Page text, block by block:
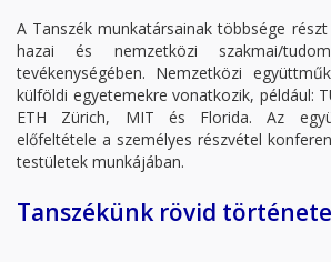
A Tanszék munkatársainak többsége
hazai és nemzetközi szakmai/
tevékenységében. Nemzetközi
külföldi egyetemekre vonatkozik, például:
ETH Zürich, MIT és Florida. Az
előfeltétele a személyes részvétel
testületek munkájában.
Tanszékünk rövid története